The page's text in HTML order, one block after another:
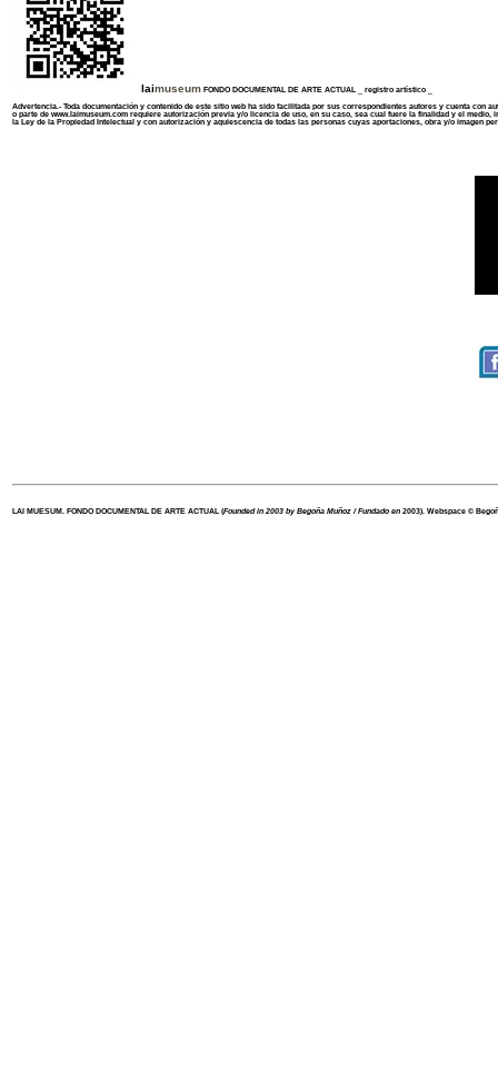
laimuseum FONDO DOCUMENTAL DE ARTE ACTUAL _ registro artístico _
Advertencia.- Toda documentación y contenido deeste sitio web ha sido facilitada por sus correspondientes autores y cuenta con
o parte dewww.laimuseum.com requiere autorización previa y/o licencia de uso, en su caso, sea cual fuere la finalidad y el
la Ley de la Propiedad Intelectual y con autorización y aquiescencia de todas las personas cuyas aportaciones, obra y/o imagen
LAI MUESUM. FONDO DOCUMENTAL DE ARTE ACTUAL (Founded in 2003 by Begoña Muñoz / Fundado en 2003). Webspace ©